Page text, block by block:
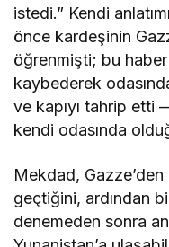
istedi.” Kendi
önce kardeşinin
öğrenmişti; bu
kaybederek
ve kapıyı tahrip etti
kendi odasında
Mekdad, Gazze’den
geçtiğini, ardından
denemeden sonra